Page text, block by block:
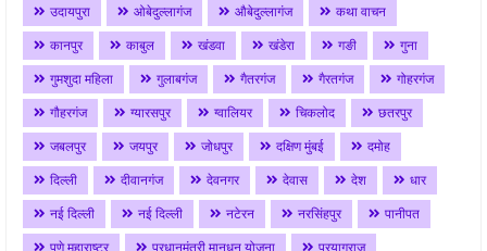
उदायपुरा
ओबेदुल्लागंज औबेदुल्लागंज
कथा वाचन
कानपुर
काबुल खंडवा खंडेरा गङी
गुना
गुमशुदा महिला
गुलाबगंज गैतरगंज गैरतगंज
गोहरगंज
गौहरगंज
ग्यारसपुर ग्वालियर चिकलोद
छतरपुर
जबलपुर
जयपुर जोधपुर दक्षिण मुंबई
दमोह
दिल्ली
दीवानगंज देवनगर देवास देश
धार
नई दिल्ली
नई दिल्ली नटेरन नरसिंहपुर
पानीपत
पुणे महाराष्ट्र
प्रधानमंत्री मानधन योजना
प्रयागराज